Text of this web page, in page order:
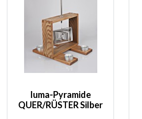
luma-Pyramide
QUER/RÜSTER Silber